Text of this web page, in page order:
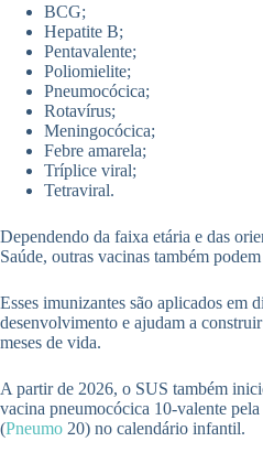
BCG;
Hepatite B;
Pentavalente;
Poliomielite;
Pneumocócica;
Rotavírus;
Meningocócica;
Febre amarela;
Tríplice viral;
Tetraviral.
Dependendo da faixa etária e das
Saúde, outras vacinas também
Esses imunizantes são aplicados em
desenvolvimento e ajudam a
meses de vida.
A partir de 2026, o SUS também
vacina pneumocócica 10-valente
(Pneumo 20) no calendário infantil.